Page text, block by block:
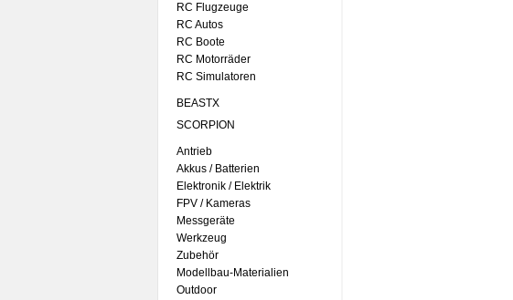
RC Flugzeuge
RC Autos
RC Boote
RC Motorräder
RC Simulatoren
BEASTX
SCORPION
Antrieb
Akkus / Batterien
Elektronik / Elektrik
FPV / Kameras
Messgeräte
Werkzeug
Zubehör
Modellbau-Materialien
Outdoor